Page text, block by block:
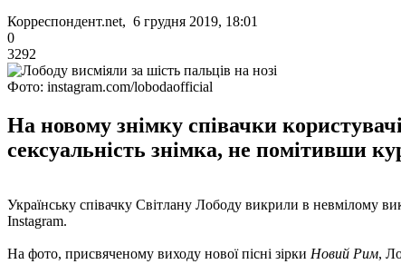
Корреспондент.net, 6 грудня 2019, 18:01
0
3292
Фото: instagram.com/lobodaofficial
На новому знімку співачки
сексуальність знімка, не помітивши
Українську співачку Світлану Лободу викрили в невмілому
Instagram.
На фото, присвяченому виходу нової пісні зірки Новий Рим,